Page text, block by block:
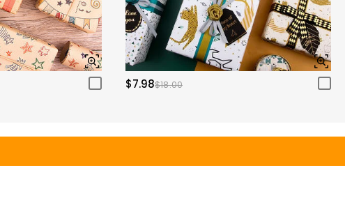
$7.98$18.00